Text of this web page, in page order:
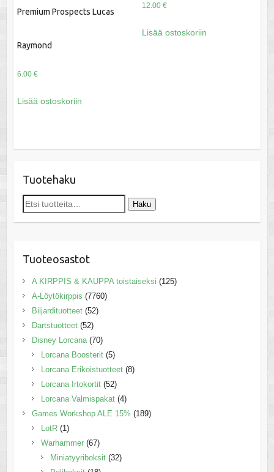
Premium Prospects Lucas
Raymond
6.00 €
Lisää ostoskoriin
12.00 €
Lisää ostoskoriin
Tuotehaku
Etsi: Haku
Tuoteosastot
A KIRPPIS & KAUPPA toistaiseksi (125)
A-Löytökirppis (7760)
Biljardituotteet (52)
Dartstuotteet (52)
Disney Lorcana (70)
Lorcana Boosterit (5)
Lorcana Erikoistuotteet (8)
Lorcana Irtokortit (52)
Lorcana Valmispakat (4)
Games Workshop ALE 15% (189)
LotR (1)
Warhammer (67)
Miniatyyriboksit (32)